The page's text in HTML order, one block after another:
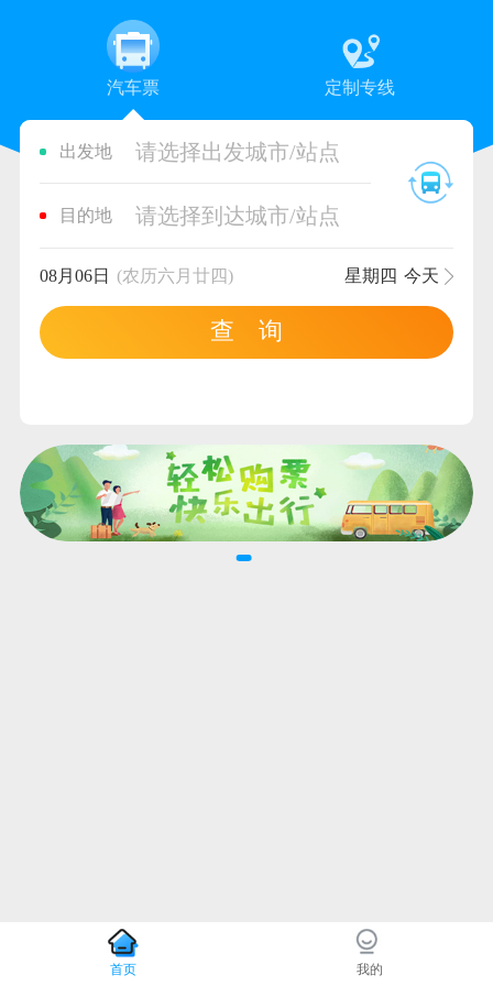
汽车票 定制专线
出发地 请选择出发城市/站点
目的地 请选择到达城市/站点
08月06日 (农历六月廿四) 星期四 今天
查 询
首页 我的